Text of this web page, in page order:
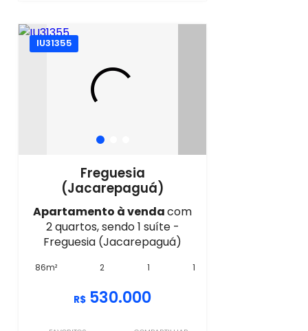
IU31355
Freguesia
(Jacarepaguá)
Apartamento à vendacom
2 quartos, sendo 1 suíte -
Freguesia (Jacarepaguá)
86m² 2 1 1
R$ 530.000